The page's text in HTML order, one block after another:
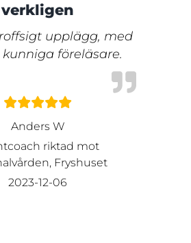
verkligen
upplägg, med
föreläsare.
Anders W
riktad mot
Fryshuset
2023-12-06